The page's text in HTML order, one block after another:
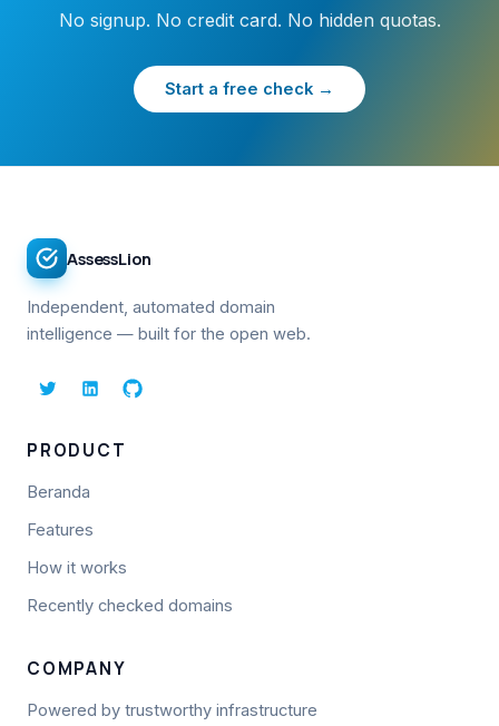
No signup. No credit card. No hidden quotas.
Start a free check →
AssessLion
Independent, automated domain
intelligence — built for the open web.
PRODUCT
Beranda
Features
How it works
Recently checked domains
COMPANY
Powered by trustworthy infrastructure